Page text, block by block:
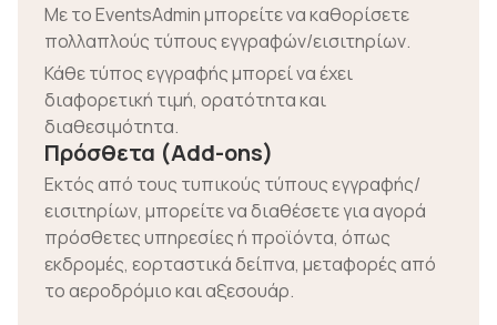
Με το EventsAdmin μπορείτε να καθορίσετε
πολλαπλούς τύπους εγγραφών/εισιτηρίων.
Κάθε τύπος εγγραφής μπορεί να έχει
διαφορετική τιμή, ορατότητα και
διαθεσιμότητα.
Πρόσθετα (Add-ons)
Εκτός από τους τυπικούς τύπους εγγραφής/
εισιτηρίων, μπορείτε να διαθέσετε για αγορά
πρόσθετες υπηρεσίες ή προϊόντα, όπως
εκδρομές, εορταστικά δείπνα, μεταφορές από
το αεροδρόμιο και αξεσουάρ.